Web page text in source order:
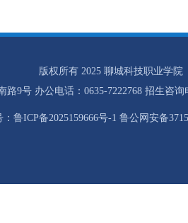
版权所有 2025 聊城科技职业学院
9号 办公电话：0635-7222768 招生咨询
鲁ICP备2025159666号-1 鲁公网安备